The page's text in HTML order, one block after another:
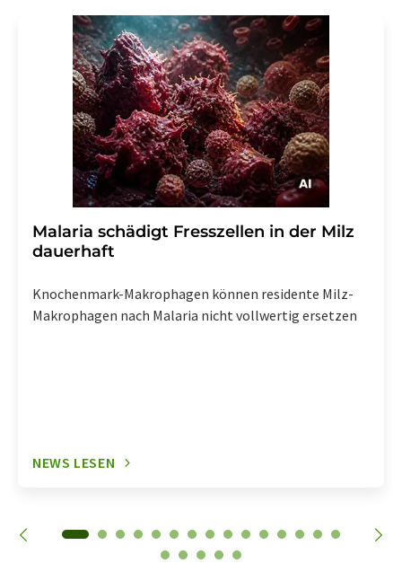
Malaria schädigt Fresszellen in der Milz
dauerhaft
Knochenmark-Makrophagen können residente Milz-
Makrophagen nach Malaria nicht vollwertig ersetzen
NEWS LESEN